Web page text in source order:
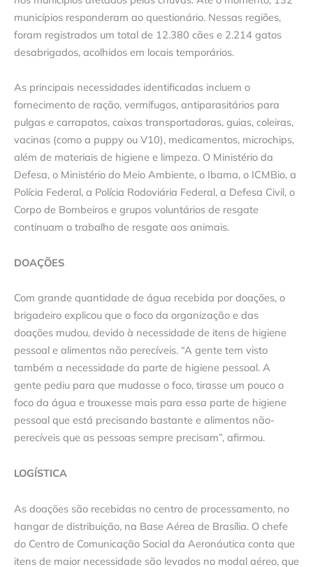
municípios responderam ao questionário. Nessas regiões,
foram registrados um total de 12.380 cães e 2.214 gatos
desabrigados, acolhidos em locais temporários.
As principais necessidades identificadas incluem o
fornecimento de ração, vermífugos, antiparasitários para
pulgas e carrapatos, caixas transportadoras, guias, coleiras,
vacinas (como a puppy ou V10), medicamentos, microchips,
além de materiais de higiene e limpeza. O Ministério da
Defesa, o Ministério do Meio Ambiente, o Ibama, o ICMBio, a
Polícia Federal, a Polícia Rodoviária Federal, a Defesa Civil, o
Corpo de Bombeiros e grupos voluntários de resgate
continuam o trabalho de resgate aos animais.
DOAÇÕES
Com grande quantidade de água recebida por doações, o
brigadeiro explicou que o foco da organização e das
doações mudou, devido à necessidade de itens de higiene
pessoal e alimentos não perecíveis. “A gente tem visto
também a necessidade da parte de higiene pessoal. A
gente pediu para que mudasse o foco, tirasse um pouco o
foco da água e trouxesse mais para essa parte de higiene
pessoal que está precisando bastante e alimentos não-
perecíveis que as pessoas sempre precisam”, afirmou.
LOGÍSTICA
As doações são recebidas no centro de processamento, no
hangar de distribuição, na Base Aérea de Brasília. O chefe
do Centro de Comunicação Social da Aeronáutica conta que
itens de maior necessidade são levados no modal aéreo, que